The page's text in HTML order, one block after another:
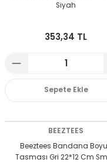
Motorları
Siyah
353,34 TL
Sepete Ekle
BEEZTEES
Beeztees Bandana
Tasması Gri 22*12 Cm